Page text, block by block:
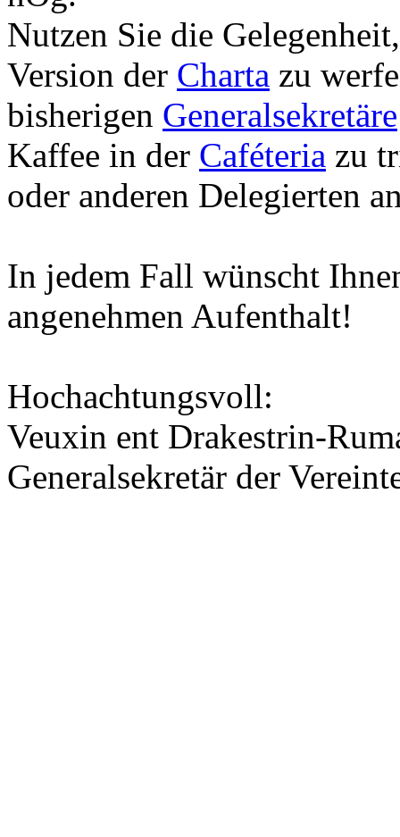
Nutzen Sie die
Version der Charta zu
bisherigen Generalsekretäre
Kaffee in der Caféteria zu
oder anderen Delegierten
In jedem Fall wünscht
angenehmen Aufenthalt!
Hochachtungsvoll:
Veuxin ent Drakestrin-
Generalsekretär der